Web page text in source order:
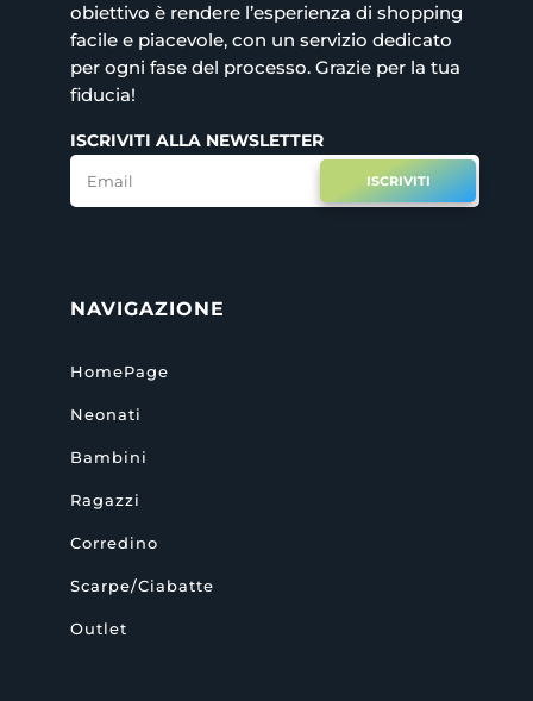
obiettivo è rendere l’esperienza di shopping
facile e piacevole, con un servizio dedicato
per ogni fase del processo. Grazie per la tua
fiducia!
ISCRIVITI ALLA NEWSLETTER
ISCRIVITI
NAVIGAZIONE
HomePage
Neonati
Bambini
Ragazzi
Corredino
Scarpe/Ciabatte
Outlet